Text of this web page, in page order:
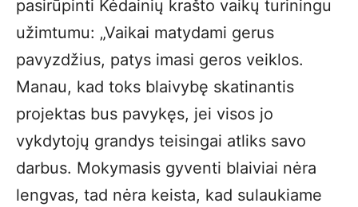
pasirūpinti Kėdainių krašto vaikų turiningu
užimtumu: „Vaikai matydami gerus
pavyzdžius, patys imasi geros veiklos.
Manau, kad toks blaivybę skatinantis
projektas bus pavykęs, jei visos jo
vykdytojų grandys teisingai atliks savo
darbus. Mokymasis gyventi blaiviai nėra
lengvas, tad nėra keista, kad sulaukiame